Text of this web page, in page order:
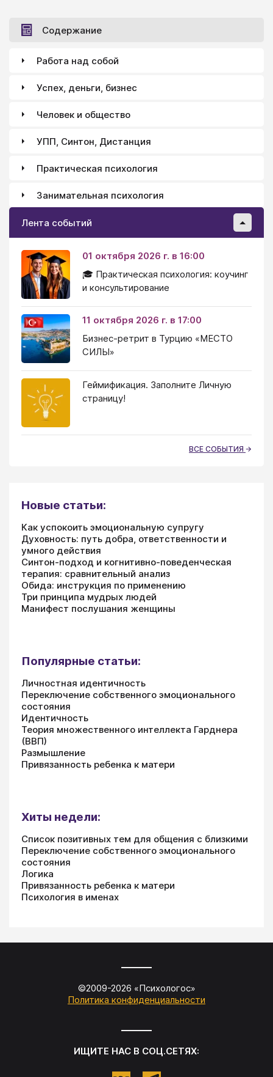
Содержание
Работа над собой
Успех, деньги, бизнес
Человек и общество
УПП, Синтон, Дистанция
Практическая психология
Занимательная психология
Лента событий
01 октября 2026 г. в 16:00
🎓 Практическая психология: коучинг
и консультирование
11 октября 2026 г. в 17:00
Бизнес-ретрит в Турцию «МЕСТО
СИЛЫ»
Геймификация. Заполните Личную
страницу!
ВСЕ СОБЫТИЯ
Новые статьи:
Как успокоить эмоциональную супругу
Духовность: путь добра, ответственности и
умного действия
Синтон-подход и когнитивно-поведенческая
терапия: сравнительный анализ
Обида: инструкция по применению
Три принципа мудрых людей
Манифест послушания женщины
Популярные статьи:
Личностная идентичность
Переключение собственного эмоционального
состояния
Идентичность
Теория множественного интеллекта Гарднера
(ВВП)
Размышление
Привязанность ребенка к матери
Хиты недели:
Список позитивных тем для общения с близкими
Переключение собственного эмоционального
состояния
Логика
Привязанность ребенка к матери
Психология в именах
©2009-2026 «Психологос»
Политика конфиденциальности
ИЩИТЕ НАС В СОЦ.СЕТЯХ: